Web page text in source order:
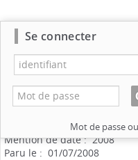
Catalogue
du
Nouvelle recherche
Annales de la
Naturelle de l'Hérault.
Mention de date : 2008
Paru le : 01/07/2008
Se connecter
Mot de passe